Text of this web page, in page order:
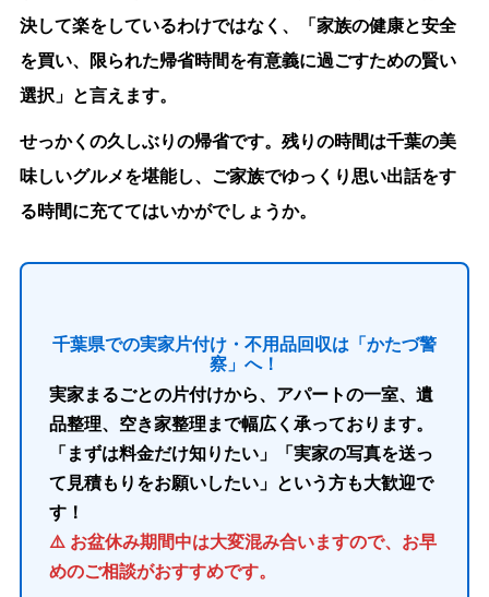
決して楽をしているわけではなく、
「家族の健康と安全
を買い、限られた帰省時間を有意義に過ごすための賢い
選択」 と言えます。
せっかくの久しぶりの帰省です。残りの時間は千葉の美
味しいグルメを堪能し、ご家族でゆっくり思い出話をす
る時間に充ててはいかがでしょうか。
千葉県での実家片付け・不用品回収は「かたづ警
察」へ！
実家まるごとの片付けから、アパートの一室、遺
品整理、空き家整理まで幅広く承っております。
「まずは料金だけ知りたい」「実家の写真を送っ
て見積もりをお願いしたい」という方も大歓迎で
す！
⚠️ お盆休み期間中は大変混み合いますので、お早
めのご相談がおすすめです。